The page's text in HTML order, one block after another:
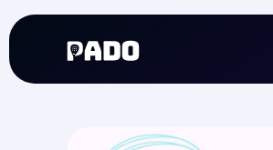
English
Українська
Polski
Русский